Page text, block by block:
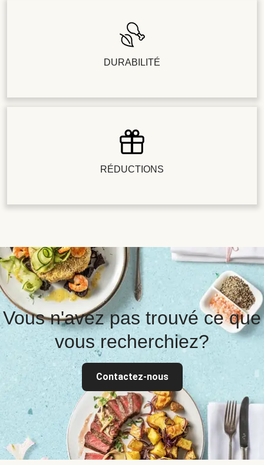
DURABILITÉ
RÉDUCTIONS
Vous n'avez pas trouvé ce que
vous recherchiez?
Contactez-nous